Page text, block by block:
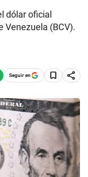
dólar oficial
Venezuela (BCV).
Seguir en